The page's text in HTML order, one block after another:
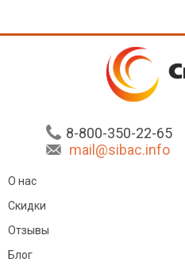
8-800-350-22-65
mail@sibac.info
О нас
Скидки
Отзывы
Блог